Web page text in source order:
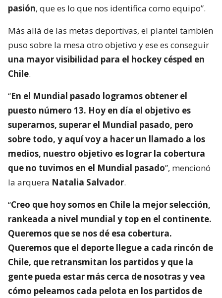
pasión, que es lo que nos identifica como equipo”.
Más allá de las metas deportivas, el plantel también
puso sobre la mesa otro objetivo y ese es conseguir
una mayor visibilidad para el hockey césped en
Chile.
“En el Mundial pasado logramos obtener el
puesto número 13. Hoy en día el objetivo es
superarnos, superar el Mundial pasado, pero
sobre todo, y aquí voy a hacer un llamado a los
medios, nuestro objetivo es lograr la cobertura
que no tuvimos en el Mundial pasado”, mencionó
la arquera Natalia Salvador.
“Creo que hoy somos en Chile la mejor selección,
rankeada a nivel mundial y top en el continente.
Queremos que se nos dé esa cobertura.
Queremos que el deporte llegue a cada rincón de
Chile, que retransmitan los partidos y que la
gente pueda estar más cerca de nosotras y vea
cómo peleamos cada pelota en los partidos de